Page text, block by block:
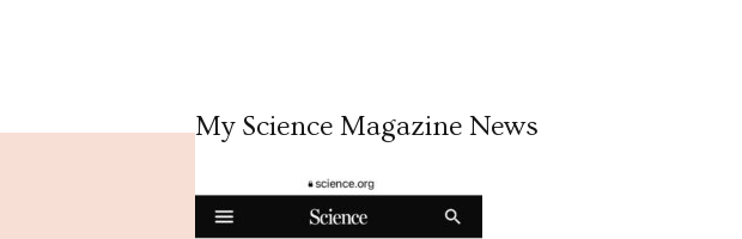
My Science Magazine News